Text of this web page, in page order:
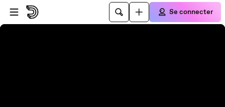
Passer au player
Passer au contenu principal
Se connecter